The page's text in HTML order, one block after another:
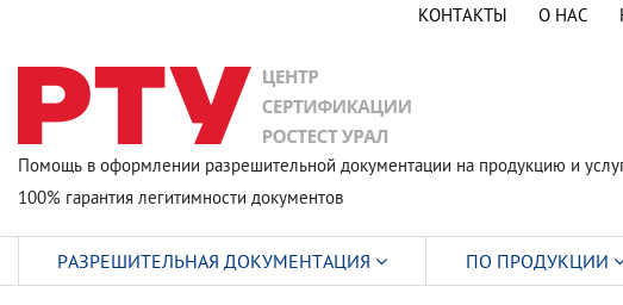
КОНТАКТЫ О НАС
Помощь в оформлении разрешительной документации на продукцию и
100% гарантия легитимности документов
РАЗРЕШИТЕЛЬНАЯ ДОКУМЕНТАЦИЯ ПО ПРОДУКЦИИ